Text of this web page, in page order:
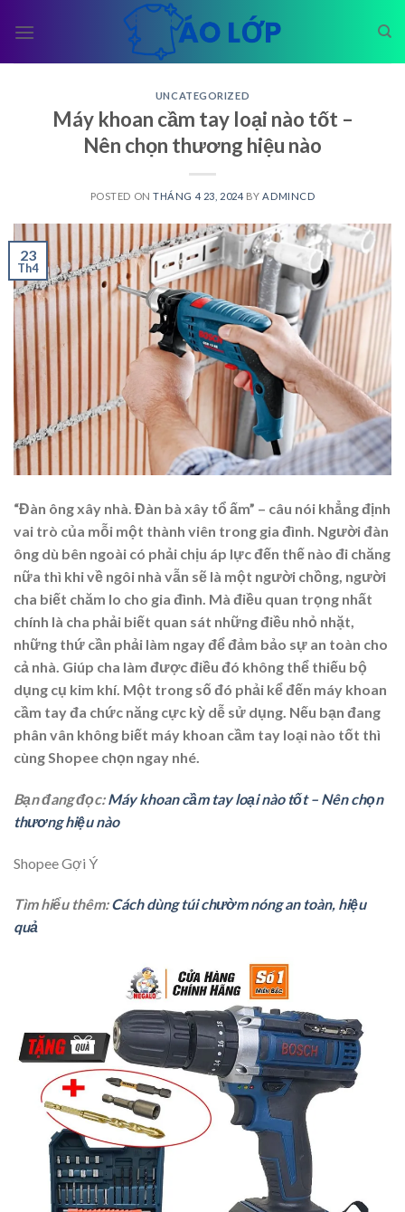
UNCATEGORIZED
Máy khoan cầm tay loại nào tốt –
Nên chọn thương hiệu nào
POSTED ONTHÁNG 4 23, 2024 BY ADMINCD
23
Th4
“Đàn ông xây nhà. Đàn bà xây tổ ấm” – câu nói khẳng định
vai trò của mỗi một thành viên trong gia đình. Người đàn
ông dù bên ngoài có phải chịu áp lực đến thế nào đi chăng
nữa thì khi về ngôi nhà vẫn sẽ là một người chồng, người
cha biết chăm lo cho gia đình. Mà điều quan trọng nhất
chính là cha phải biết quan sát những điều nhỏ nhặt,
những thứ cần phải làm ngay để đảm bảo sự an toàn cho
cả nhà. Giúp cha làm được điều đó không thể thiếu bộ
dụng cụ kim khí. Một trong số đó phải kể đến máy khoan
cầm tay đa chức năng cực kỳ dễ sử dụng. Nếu bạn đang
phân vân không biết máy khoan cầm tay loại nào tốt thì
cùng Shopee chọn ngay nhé.
Bạn đang đọc:Máy khoan cầm tay loại nào tốt – Nên chọn
thương hiệu nào
Shopee Gợi Ý
Tìm hiểu thêm:Cách dùng túi chườm nóng an toàn, hiệu
quả